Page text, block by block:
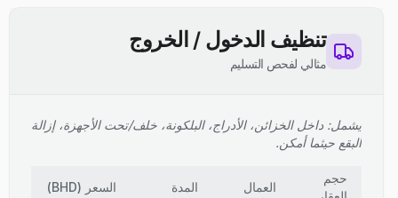
تنظيف الدخول / الخروج
مثالي لفحص التسليم
يشمل: داخل الخزائن، الأدراج، البلكونة، خلف/تحت الأجهزة، إزالة
البقع حيثما أمكن.
حجم
العمال المدة السعر (
BHD
)